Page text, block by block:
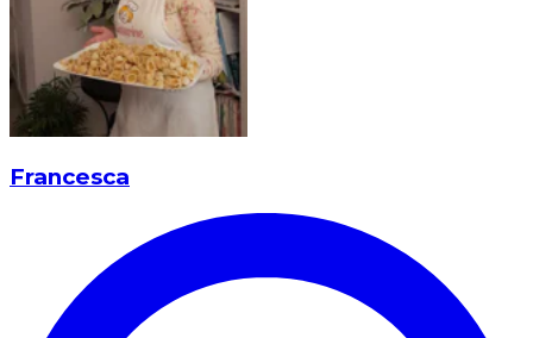
Francesca